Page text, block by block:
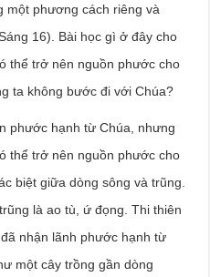
một phương cách riêng và
16). Bài học gì ở đây cho
thể trở nên nguồn phước cho
ta không bước đi với Chúa?
phước hạnh từ Chúa, nhưng
thể trở nên nguồn phước cho
biệt giữa dòng sông và trũng.
là ao tù, ứ đọng. Thi thiên
nhận lãnh phước hạnh từ
một cây trồng gần dòng